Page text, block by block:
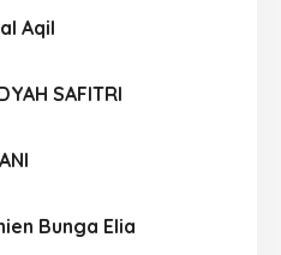
Aqil
SAFITRI
Bunga Elia